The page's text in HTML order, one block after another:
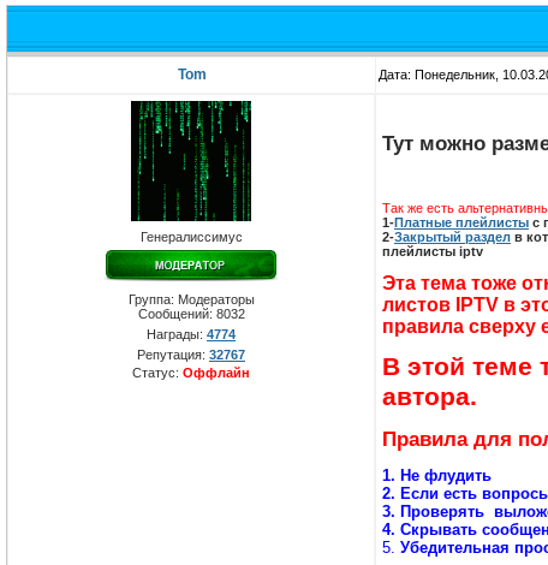
Tom Дата: Понедельник,
Генералиссимус
Группа: Модераторы
Сообщений: 8032
Награды: 4774
Репутация: 32767
Статус: Оффлайн
Тут можно
Так же есть
1-Платные плейлисты с
2-Закрытый раздел в
плейлисты iptv
Эта тема тоже
листов IPTV в
правила сверху
В этой теме
автора.
Правила для
1. Не флудить
2. Если есть
3. Проверять
4. Скрывать
5. Убедительная